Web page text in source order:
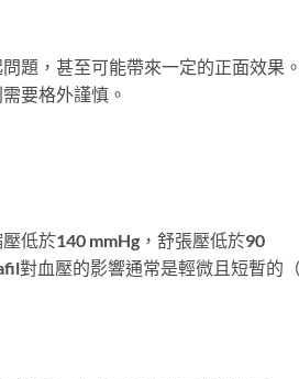
題，甚至可能帶來一定的正面效果
要格外謹慎。
低於140 mmHg，舒張壓低於90
對血壓的影響通常是輕微且短暫的